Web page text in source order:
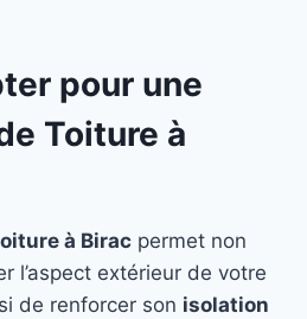
pour une
Toiture à
à Birac permet non
l’aspect extérieur de votre
de renforcer son isolation